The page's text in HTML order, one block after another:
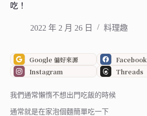
吃！
2022 年 2 月 26 日 料理趣
Google 偏好來源
Facebook
Instagram
Threads
我們通常懶惰不想出門吃飯的時候
通常就是在家泡個麵簡單吃一下